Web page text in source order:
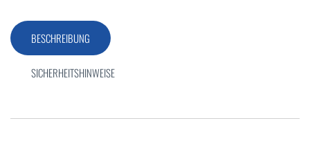
BESCHREIBUNG
SICHERHEITSHINWEISE